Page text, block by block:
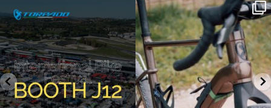
IBF sta per...
17 1
Kepler R è la gravel pensata per affrontare
lunghe...
27 0